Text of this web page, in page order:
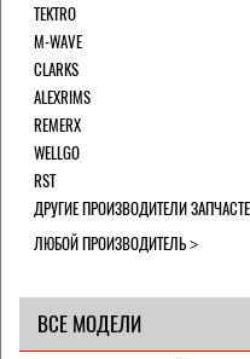
TEKTRO
M-WAVE
CLARKS
ALEXRIMS
REMERX
WELLGO
RST
ДРУГИЕ ПРОИЗВОДИТЕЛИ
ЛЮБОЙ ПРОИЗВОДИТЕЛЬ
ВСЕ МОДЕЛИ